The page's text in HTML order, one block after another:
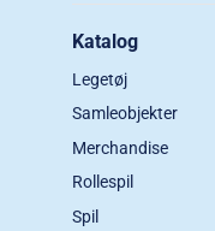
Katalog
Legetøj
Samleobjekter
Merchandise
Rollespil
Spil